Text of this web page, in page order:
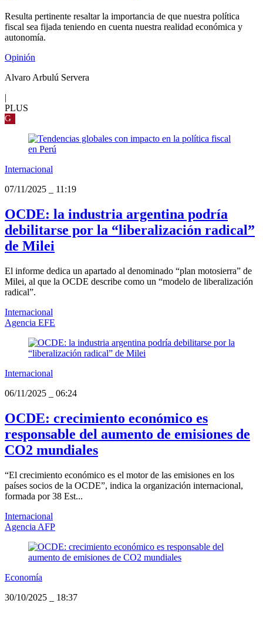
Resulta pertinente resaltar la importancia de que nuestra política
fiscal sea fijada teniendo en cuenta nuestra realidad económica y
autonomía.
Opinión
Alvaro Arbulú Servera
|
PLUS
G
Internacional
07/11/2025
11:19
OCDE: la industria argentina podría
debilitarse por la “liberalización radical”
de Milei
El informe dedica un apartado al denominado “plan motosierra” de
Milei, al que la OCDE describe como un “modelo de liberalización
radical”.
Internacional
Agencia EFE
Internacional
06/11/2025
06:24
OCDE: crecimiento económico es
responsable del aumento de emisiones de
CO2 mundiales
“El crecimiento económico es el motor de las emisiones en los
países socios de la OCDE”, indica la organización internacional,
formada por 38 Est...
Internacional
Agencia AFP
Economía
30/10/2025
18:37